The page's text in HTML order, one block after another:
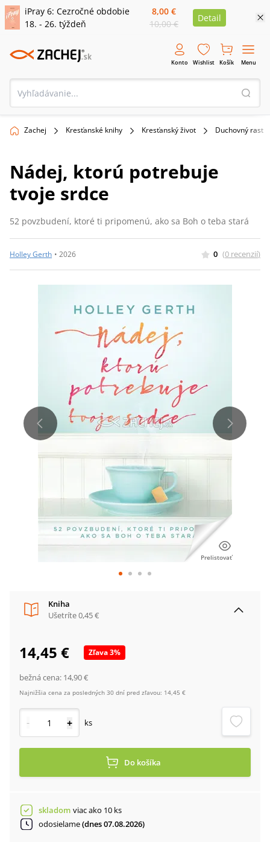
iPray 6: Cezročné obdobie
18. - 26. týždeň
8,00 €
10,00 €
Detail
Konto Wishlist Košík Menu
Zachej Kresťanské knihy Kresťanský život Duchovný rast
Nádej, ktorú potrebuje
tvoje srdce
52 povzbudení, ktoré ti pripomenú, ako sa Boh o teba stará
Holley Gerth • 2026 0 (0 recenzií)
Prelistovať
Kniha
Ušetríte0,45 €
14,45 € Zľava3%
bežná cena: 14,90 €
Najnižšia cena za posledných 30 dní pred zľavou: 14,45 €
- + ks
Do košíka
skladom viac ako 10 ks
odosielame(dnes 07.08.2026)